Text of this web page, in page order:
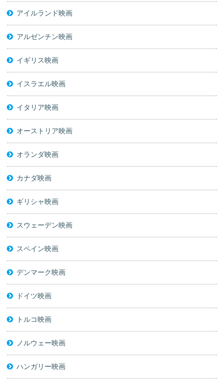
アイルランド映画
アルゼンチン映画
イギリス映画
イスラエル映画
イタリア映画
オーストリア映画
オランダ映画
カナダ映画
ギリシャ映画
スウェーデン映画
スペイン映画
デンマーク映画
ドイツ映画
トルコ映画
ノルウェー映画
ハンガリー映画